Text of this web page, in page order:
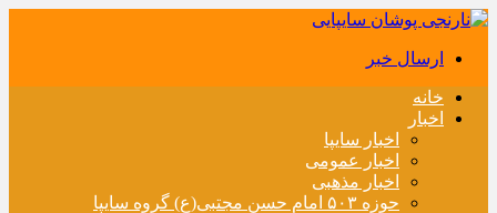
ارسال خبر
خانه
اخبار
اخبار سایپا
اخبار عمومی
اخبار مذهبی
حوزه ۵۰۳ امام حسن مجتبی(ع) گروه سایپا